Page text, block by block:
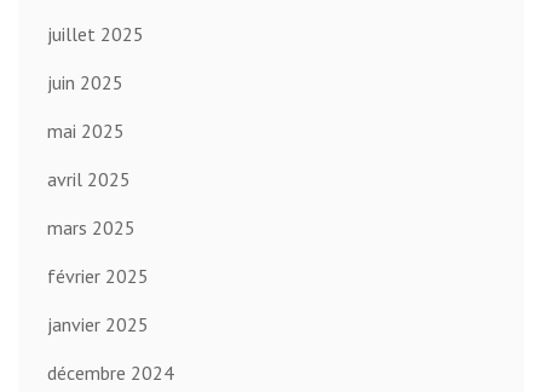
juillet 2025
juin 2025
mai 2025
avril 2025
mars 2025
février 2025
janvier 2025
décembre 2024